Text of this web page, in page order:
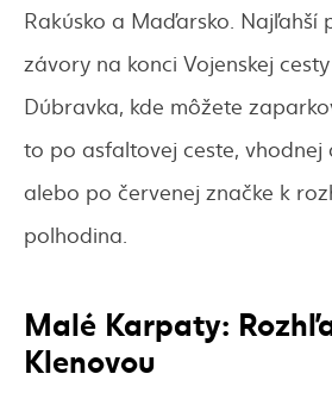
Rakúsko a Maďarsko. Najľahší
závory na konci Vojenskej
Dúbravka, kde môžete
to po asfaltovej ceste, vhodnej
alebo po červenej značke k
polhodina.
Malé Karpaty:
Klenovou